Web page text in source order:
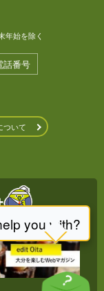
年始を除く
話番号
ついて